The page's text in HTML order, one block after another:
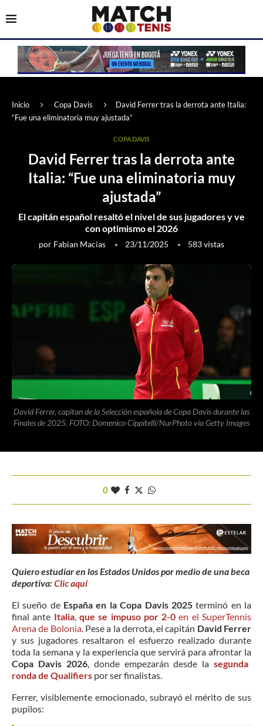
Inicio Copa Davis
David Ferrer tras la derrota ante Italia:
“Fue una eliminatoria muy ajustada”
COPA DAVIS
David Ferrer tras la derrota ante
Italia: “Fue una eliminatoria muy
ajustada”
El capitán español resaltó el nivel de sus jugadores y ve
con optimismo el 2026
por Fabian Macias 23/11/2025 583vistas
David Ferrer, capitan de la Selección española de Copa Davis durante las
Finales de 2025. FOTO: Domenico Cippitelli/NurPhoto via Getty Images
0
Quiero estudiar en los Estados Unidos por medio de una beca
deportiva:Clic aquí
El sueño deEspaña en la Copa Davis 2025terminó en la
final ante Italia, que se impuso por 2-0 en el SuperTennis
Arena de Bolonia. Pese a la derrota, el capitán David Ferrer
y sus jugadores resaltaron el esfuerzo realizado durante
toda la semana y la experiencia que servirá para afrontar la
Copa Davis 2026, donde empezarán desde lasegunda
ronda de Qualifiers por ser finalistas.
Ferrer, visiblemente emocionado, subrayó el mérito de sus
pupilos: